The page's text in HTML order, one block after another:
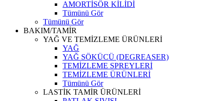
AMORTİSÖR KİLİDİ
Tümünü Gör
Tümünü Gör
BAKIM/TAMİR
YAĞ VE TEMİZLEME ÜRÜNLERİ
YAĞ
YAĞ SÖKÜCÜ (DEGREASER)
TEMİZLEME SPREYLERİ
TEMİZLEME ÜRÜNLERİ
Tümünü Gör
LASTİK TAMİR ÜRÜNLERİ